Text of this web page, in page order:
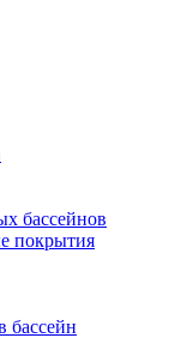
бассейнов
покрытия
бассейн